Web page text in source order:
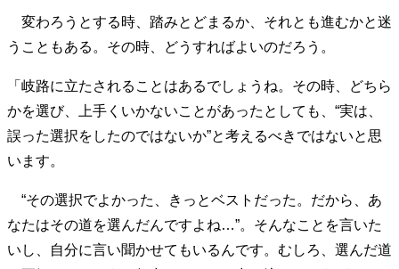
マインドセット
重圧との向き合い方 一流のルーティン
20代の現在地
ライフスタイル・生き方
40代からの景色
親になるということ
病が教えてくれたこと
私を彩るエッセンス
60代のネクストステージ
70代のグランドデザイン
変わろうとする時、踏みとどまるか、それとも進むかと迷
うこともある。その時、どうすればよいのだろう。
「岐路に立たされることはあるでしょうね。その時、どちら
かを選び、上手くいかないことがあったとしても、“実は、
誤った選択をしたのではないか”と考えるべきではないと思
います。
“その選択でよかった、きっとベストだった。だから、あ
なたはその道を選んだんですよね…”。そんなことを言いた
いし、自分に言い聞かせてもいるんです。むしろ、選んだ道